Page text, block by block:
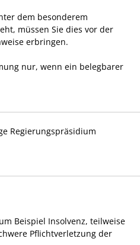
dem besonderem
müssen Sie dies vor der
erbringen.
nur, wenn ein belegbarer
Regierungspräsidium
Beispiel Insolvenz, teilweise
Pflichtverletzung der